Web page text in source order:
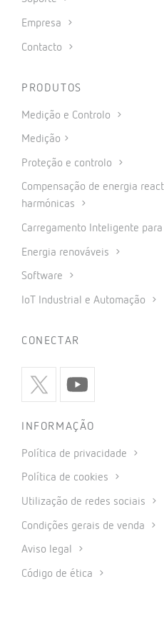
Empresa
Contacto
PRODUTOS
Medição e Controlo
Medição
Proteção e controlo
Compensação de energia
harmónicas
Carregamento Inteligente
Energia renováveis
Software
IoT Industrial e Automação
CONECTAR
INFORMAÇÃO
Política de privacidade
Política de cookies
Utilização de redes sociais
Condições gerais de venda
Aviso legal
Código de ética